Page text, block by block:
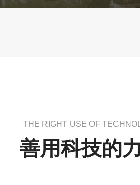
THE RIGHT USE OF
善用科技的